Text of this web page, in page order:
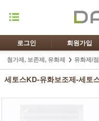
로그인 회원가입
첨가제, 보존제, 유화제 유화제/
세토스KD-유화보조제-세토